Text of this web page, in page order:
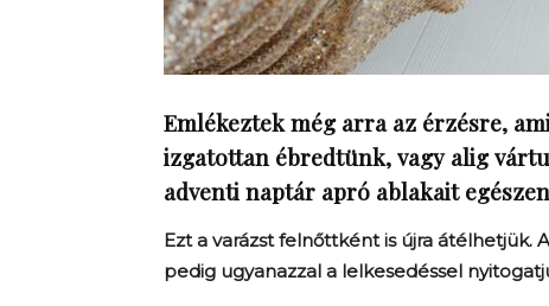
Emlékeztek még arra az érzésre,
izgatottan ébredtünk, vagy alig
adventi naptár apró ablakait
Ezt a varázst felnőttként is újra átélhetjük.
pedig ugyanazzal a lelkesedéssel